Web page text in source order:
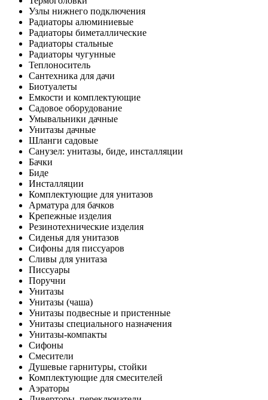
Узлы нижнего подключения
Радиаторы алюминиевые
Радиаторы биметаллические
Радиаторы стальные
Радиаторы чугунные
Теплоноситель
Сантехника для дачи
Биотуалеты
Емкости и комплектующие
Садовое оборудование
Умывальники дачные
Унитазы дачные
Шланги садовые
Санузел: унитазы, биде, инсталляции
Бачки
Биде
Инсталляции
Комплектующие для унитазов
Арматура для бачков
Крепежные изделия
Резинотехнические изделия
Сиденья для унитазов
Сифоны для писсуаров
Сливы для унитаза
Писсуары
Поручни
Унитазы
Унитазы (чаша)
Унитазы подвесные и пристенные
Унитазы специального назначения
Унитазы-компакты
Сифоны
Смесители
Душевые гарнитуры, стойки
Комплектующие для смесителей
Аэраторы